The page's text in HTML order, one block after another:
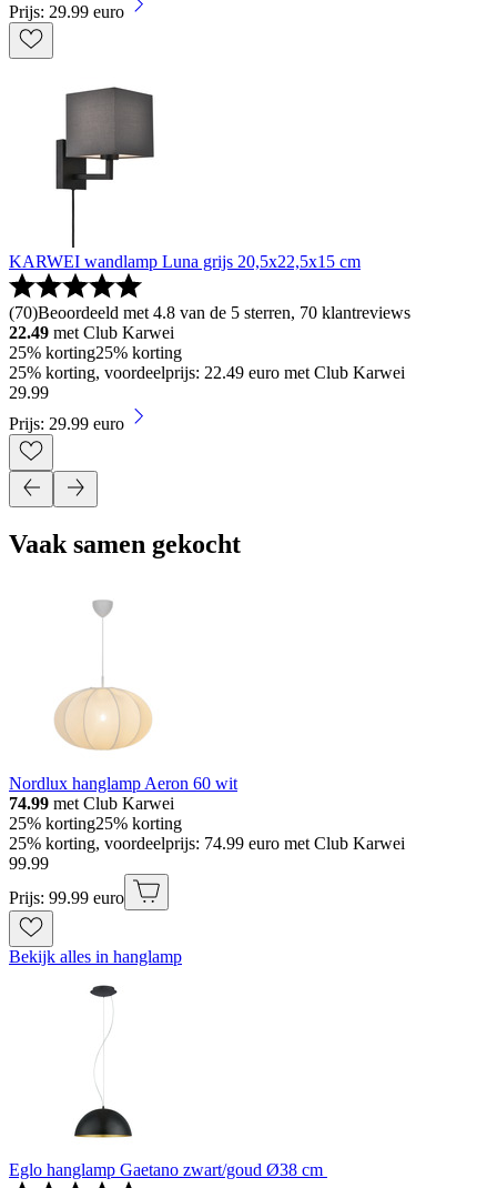
Prijs: 29.99 euro
KARWEI wandlamp Luna grijs 20,5x22,5x15 cm
(70)Beoordeeld met 4.8 van de 5 sterren, 70 klantreviews
22.49 met Club Karwei
25% korting25% korting
25% korting, voordeelprijs: 22.49 euro met Club Karwei
29.99
Prijs: 29.99 euro
Vaak samen gekocht
Nordlux hanglamp Aeron 60 wit
74.99 met Club Karwei
25% korting25% korting
25% korting, voordeelprijs: 74.99 euro met Club Karwei
99.99
Prijs: 99.99 euro
Bekijk alles in hanglamp
Eglo hanglamp Gaetano zwart/goud Ø38 cm